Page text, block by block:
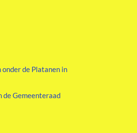
de Platanen in
de Gemeenteraad